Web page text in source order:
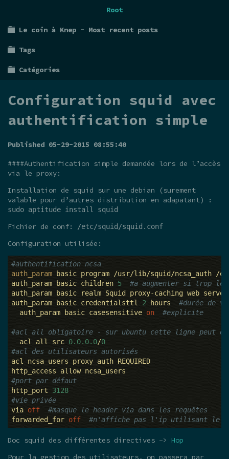
Root
Le coin à Knep - Most recent posts
Tags
Catégories
Configuration squid avec
authentification simple
Published 05-29-2015 08:55:40
####Authentification simple demandée lors de l’accès
via le proxy:
Installation de squid sur une debian (surement
valable pour d’autres distribution en adapatant) :
sudo aptitude install squid
Fichier de conf: /etc/squid/squid.conf
Configuration utilisée:
#authentification ncsa
auth_param basic program /usr/lib/squid/ncsa_auth /
auth_param basic children 5
#a augmenter si trop
auth_param basic realm Squid proxy-caching web
auth_param basic credentialsttl 2 hours #durée de
  auth_param basic casesensitive
on #explicite
#acl all obligatoire - sur ubuntu cette ligne peut
  acl all src
0.0.0.0/0
#acl des utilisateurs autorisés
acl ncsa_users proxy_auth REQUIRED
#port par défaut
http_port 3128
#vie privée
via off
#masque le header via dans les requêtes
forwarded_for off #n'affiche pas l'ip utilisant le
Doc squid des différentes directives –> Hop
Pour la gestion des utilisateurs, on passera par